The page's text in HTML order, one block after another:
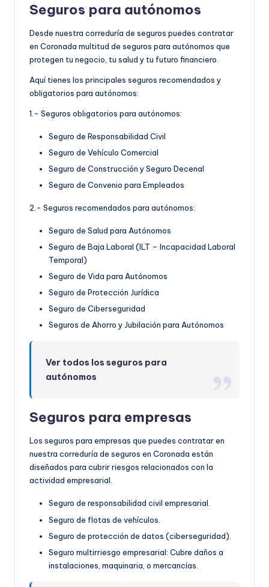
Seguros para autónomos
Desde nuestra correduría de seguros puedes contratar
en Coronada multitud de seguros para autónomos que
protegen tu negocio, tu salud y tu futuro financiero.
Aquí tienes los principales seguros recomendados y
obligatorios para autónomos:
1.- Seguros obligatorios para autónomos:
Seguro de Responsabilidad Civil
Seguro de Vehículo Comercial
Seguro de Construcción y Seguro Decenal
Seguro de Convenio para Empleados
2.- Seguros recomendados para autónomos:
Seguro de Salud para Autónomos
Seguro de Baja Laboral (ILT – Incapacidad Laboral
Temporal)
Seguro de Vida para Autónomos
Seguro de Protección Jurídica
Seguro de Ciberseguridad
Seguros de Ahorro y Jubilación para Autónomos
Ver todos los seguros para
autónomos
Seguros para empresas
Los seguros para empresas que puedes contratar en
nuestra correduría de seguros en Coronada están
diseñados para cubrir riesgos relacionados con la
actividad empresarial.
Seguro de responsabilidad civil empresarial.
Seguro de flotas de vehículos.
Seguro de protección de datos (ciberseguridad).
Seguro multirriesgo empresarial: Cubre daños a
instalaciones, maquinaria, o mercancías.